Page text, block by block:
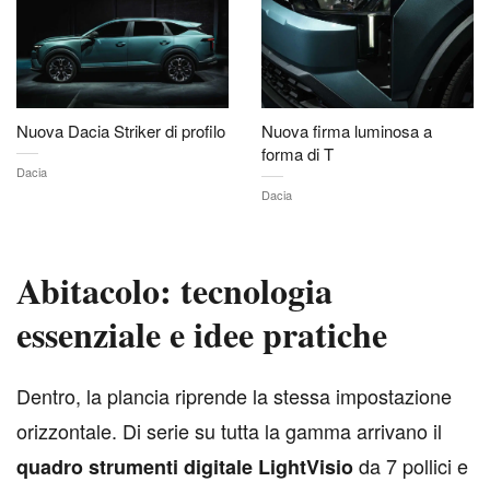
Nuova Dacia Striker di profilo
Dacia
Nuova firma luminosa a
forma di T
Dacia
Abitacolo: tecnologia
essenziale e idee pratiche
Dentro, la plancia riprende la stessa impostazione
orizzontale. Di serie su tutta la gamma arrivano il
quadro strumenti digitale LightVisioda 7 pollici e